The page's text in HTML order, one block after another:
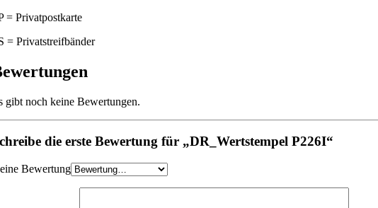
= Privatpostkarte
= Privatstreifbänder
gibt noch keine Bewertungen.
die erste Bewertung für „DR_Wertstempel P226I“
Bewertung